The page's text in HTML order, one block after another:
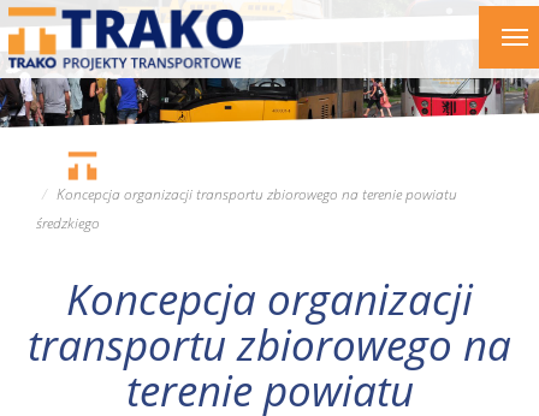
Przejdź
treści
Koncepcja organizacji transportu zbiorowego na terenie powiatu
średzkiego
Koncepcja organizacji
transportu zbiorowego na
terenie powiatu